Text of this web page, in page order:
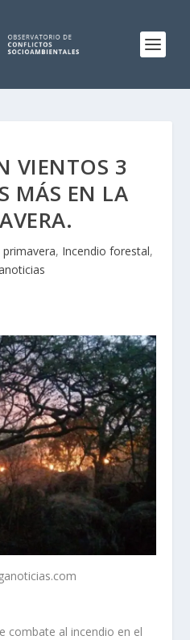
VIENTOS 3
MÁS EN LA
, Incendio forestal,
combate al incendio en el